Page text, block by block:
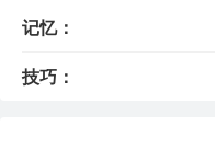
记忆：
技巧：